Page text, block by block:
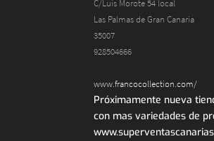
C/Luis Morote 54 local
Las Palmas de Gran Canaria
35007
928504666
www.francocollection.com/
Próximamente nueva
con mas variedades de